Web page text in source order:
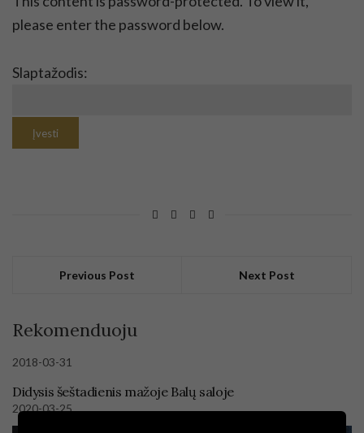
please enter the password below.
Slaptažodis:
Previous Post Next Post
Rekomenduoju
2018-03-31
Didysis šeštadienis mažoje Balų saloje
2020-03-25